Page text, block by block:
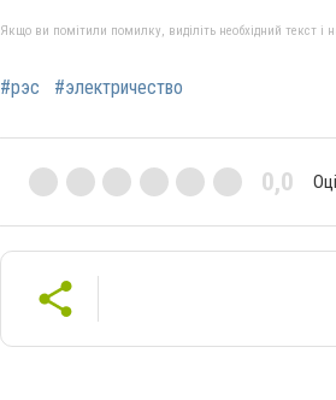
Якщо ви помітили помилку, виділіть необхідний текст і
#рэс #электричество
0,0